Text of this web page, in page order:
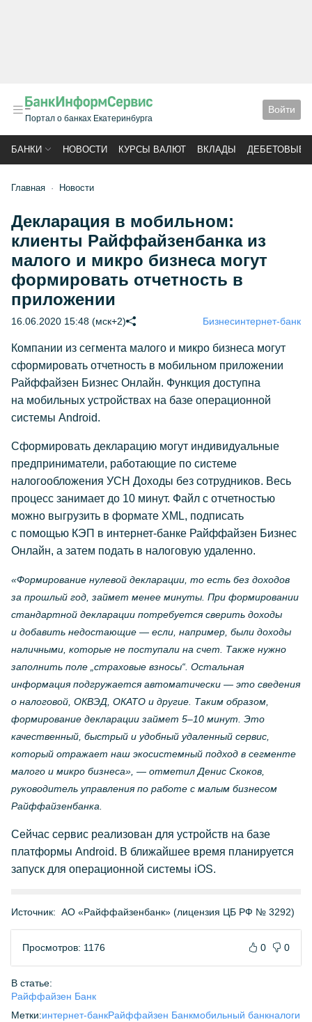
Портал о банках Екатеринбурга
Войти
БАНКИ НОВОСТИ КУРСЫ ВАЛЮТ ВКЛАДЫ ДЕБЕТОВЫЕ
Главная Новости
Декларация в мобильном:
клиенты Райффайзенбанка из
малого и микро бизнеса могут
формировать отчетность в
приложении
16.06.2020 15:48 (мск+2) Бизнесинтернет-банк
Компании из сегмента малого и микро бизнеса могут
сформировать отчетность в мобильном приложении
Райффайзен Бизнес Онлайн. Функция доступна
на мобильных устройствах на базе операционной
системы Android.
Сформировать декларацию могут индивидуальные
предприниматели, работающие по системе
налогообложения УСН Доходы без сотрудников. Весь
процесс занимает до 10 минут. Файл с отчетностью
можно выгрузить в формате XML, подписать
с помощью КЭП в интернет-банке Райффайзен Бизнес
Онлайн, а затем подать в налоговую удаленно.
«Формирование нулевой декларации, то есть без доходов
за прошлый год, займет менее минуты. При формировании
стандартной декларации потребуется сверить доходы
и добавить недостающие — если, например, были доходы
наличными, которые не поступали на счет. Также нужно
заполнить поле „страховые взносы“. Остальная
информация подгружается автоматически — это сведения
о налоговой, ОКВЭД, ОКАТО и другие. Таким образом,
формирование декларации займет 5–10 минут. Это
качественный, быстрый и удобный удаленный сервис,
который отражает наш экосистемный подход в сегменте
малого и микро бизнеса», — отметил Денис Скоков,
руководитель управления по работе с малым бизнесом
Райффайзенбанка.
Сейчас сервис реализован для устройств на базе
платформы Android. В ближайшее время планируется
запуск для операционной системы iOS.
Источник: АО «Райффайзенбанк» (лицензия ЦБ РФ № 3292)
Просмотров: 1176 0 0
В статье:
Райффайзен Банк
Метки:интернет-банкРайффайзен Банкмобильный банкналоги